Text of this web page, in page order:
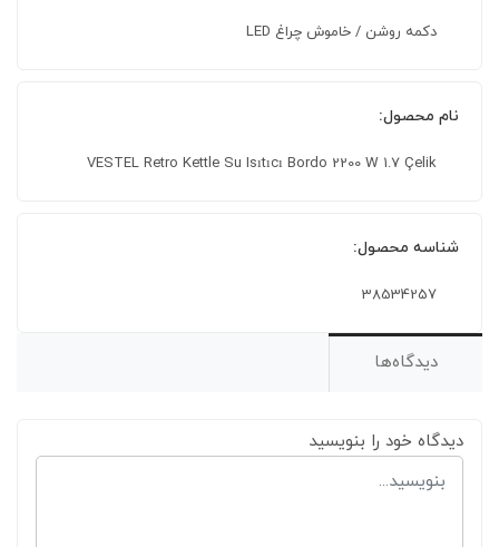
دکمه روشن / خاموش چراغ LED
نام محصول:
VESTEL Retro Kettle Su Isıtıcı Bordo 2200 W 1.7 Çelik
شناسه محصول:
38534257
دیدگاه‌ها
دیدگاه خود را بنویسید